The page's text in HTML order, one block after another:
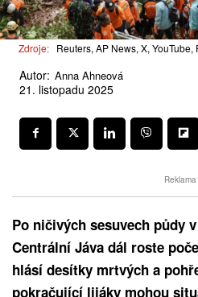
Zdroje: Reuters, AP News, X, YouTube,
Autor: Anna Ahneová
21. listopadu 2025
Reklama
Po ničivých sesuvech půdy
Centrální Jáva dál roste
hlásí desítky mrtvých a
pokračující lijáky mohou